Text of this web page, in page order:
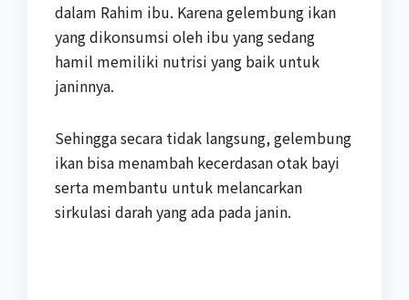
dalam Rahim ibu. Karena gelembung ikan
yang dikonsumsi oleh ibu yang sedang
hamil memiliki nutrisi yang baik untuk
janinnya.
Sehingga secara tidak langsung, gelembung
ikan bisa menambah kecerdasan otak bayi
serta membantu untuk melancarkan
sirkulasi darah yang ada pada janin.